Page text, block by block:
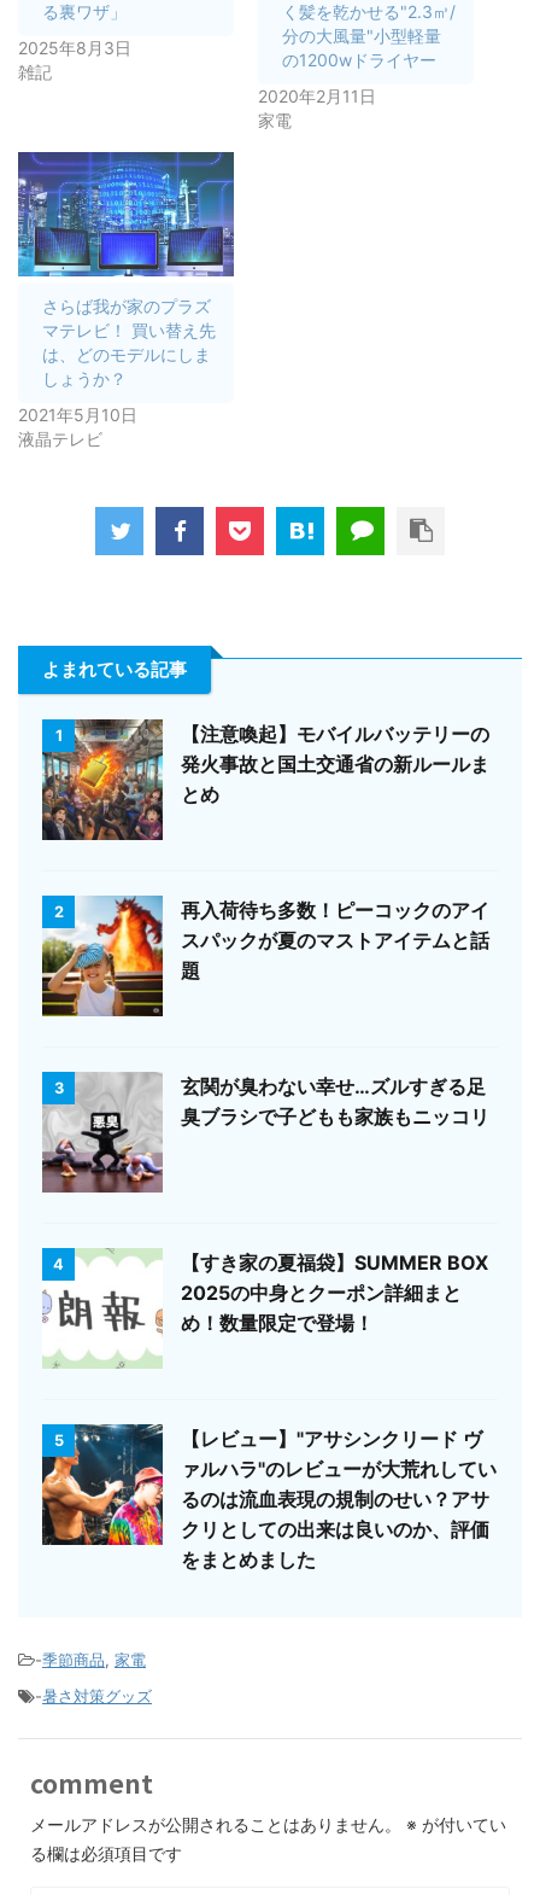
る裏ワザ」
2025年8月3日
雑記
く髪を乾かせる"2.3㎥/
分の大風量"小型軽量
の1200wドライヤー
2020年2月11日
家電
さらば我が家のプラズ
マテレビ！ 買い替え先
は、どのモデルにしま
しょうか？
2021年5月10日
液晶テレビ
よまれている記事
1
【注意喚起】モバイルバッテリーの
発火事故と国土交通省の新ルールま
とめ
2
再入荷待ち多数！ピーコックのアイ
スパックが夏のマストアイテムと話
題
3
玄関が臭わない幸せ…ズルすぎる足
臭ブラシで子どもも家族もニッコリ
4
【すき家の夏福袋】SUMMER BOX
2025の中身とクーポン詳細まと
め！数量限定で登場！
5
【レビュー】"アサシンクリード ヴ
ァルハラ"のレビューが大荒れしてい
るのは流血表現の規制のせい？アサ
クリとしての出来は良いのか、評価
をまとめました
-季節商品, 家電
-暑さ対策グッズ
comment
メールアドレスが公開されることはありません。 ※ が付いてい
る欄は必須項目です